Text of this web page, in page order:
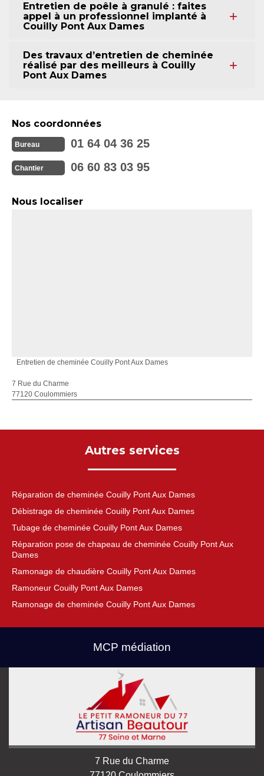
Entretien de poêle à granulé : faites
appel à un professionnel implanté à
Couilly Pont Aux Dames
Des travaux d’entretien de cheminée
réalisé par des meilleurs à Couilly
Pont Aux Dames
Nos coordonnées
Bureau 01 64 04 36 25
Chantier 06 60 83 03 95
Nous localiser
Entretien de cheminée Couilly Pont Aux Dames
7 Rue du Charme
77120 Coulommiers
Autres services
Réparation de cheminée Couilly Pont Aux Dames
Débistrage de cheminée Couilly Pont Aux Dames
Tubage de cheminée Couilly Pont Aux Dames
Réparation pose de chapeau de cheminée Couilly Pont Aux
Dames
Ramonage de chaudière Couilly Pont Aux Dames
Ramoneur Couilly Pont Aux Dames
Ramonage de cheminée Couilly Pont Aux Dames
MCP médiation
7 Rue du Charme